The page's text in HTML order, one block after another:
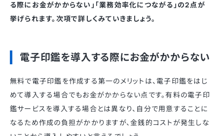
る際にお金がかからない」「業務効率化につながる」の2点が
挙げられます。次項で詳しくみていきましょう。
電子印鑑を導入する際にお金がかからない
無料で電子印鑑を作成する第一のメリットは、電子印鑑をはじ
めて導入する場合でもお金がかからない点です。有料の電子印
鑑サービスを導入する場合とは異なり、自分で用意することに
なるため作成の負担がかかりますが、金銭的コストが発生しな